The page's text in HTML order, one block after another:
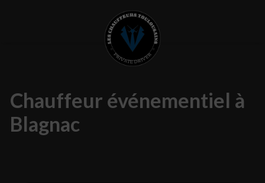
Chauffeur événementiel à
Blagnac